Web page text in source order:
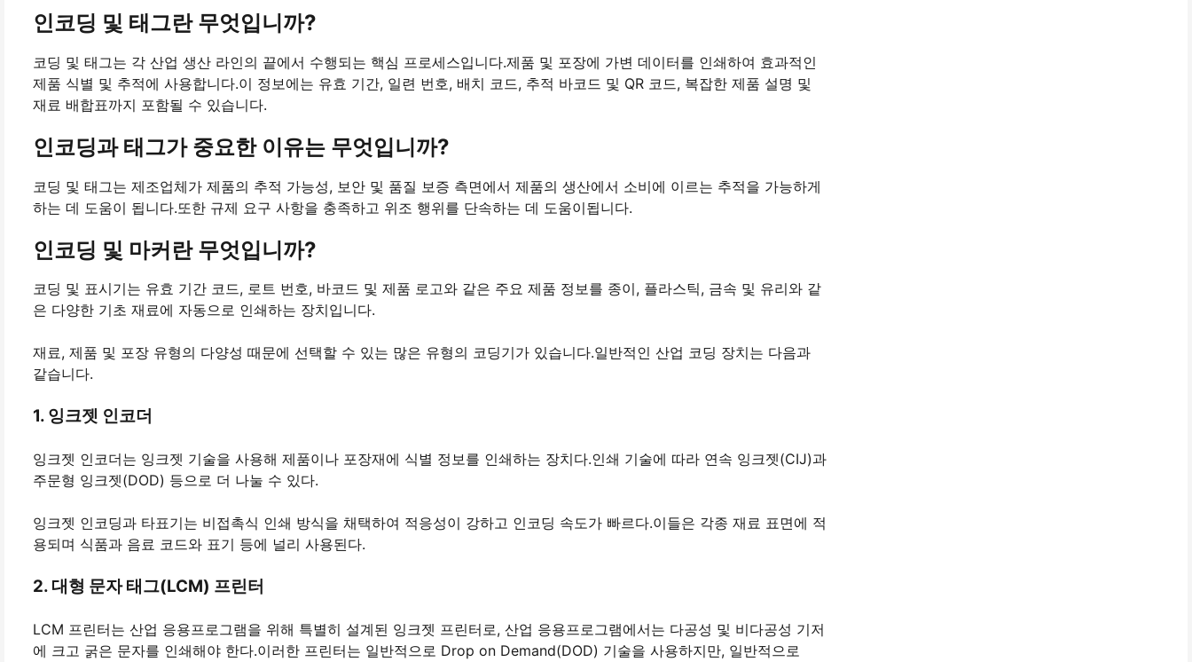
인코딩 및 태그란 무엇입니까?
코딩 및 태그는 각 산업 생산 라인의 끝에서 수행되는 핵심 프로세스입니다.제품 및 포장에 가변 데이터를 인쇄하여 효과적인
제품 식별 및 추적에 사용합니다.이 정보에는 유효 기간, 일련 번호, 배치 코드, 추적 바코드 및 QR 코드, 복잡한 제품 설명 및
재료 배합표까지 포함될 수 있습니다.
인코딩과 태그가 중요한 이유는 무엇입니까?
코딩 및 태그는 제조업체가 제품의 추적 가능성, 보안 및 품질 보증 측면에서 제품의 생산에서 소비에 이르는 추적을 가능하게
하는 데 도움이 됩니다.또한 규제 요구 사항을 충족하고 위조 행위를 단속하는 데 도움이됩니다.
인코딩 및 마커란 무엇입니까?
코딩 및 표시기는 유효 기간 코드, 로트 번호, 바코드 및 제품 로고와 같은 주요 제품 정보를 종이, 플라스틱, 금속 및 유리와 같
은 다양한 기초 재료에 자동으로 인쇄하는 장치입니다.
재료, 제품 및 포장 유형의 다양성 때문에 선택할 수 있는 많은 유형의 코딩기가 있습니다.일반적인 산업 코딩 장치는 다음과
같습니다.
1. 잉크젯 인코더
잉크젯 인코더는 잉크젯 기술을 사용해 제품이나 포장재에 식별 정보를 인쇄하는 장치다.인쇄 기술에 따라 연속 잉크젯(CIJ)과
주문형 잉크젯(DOD) 등으로 더 나눌 수 있다.
잉크젯 인코딩과 타표기는 비접촉식 인쇄 방식을 채택하여 적응성이 강하고 인코딩 속도가 빠르다.이들은 각종 재료 표면에 적
용되며 식품과 음료 코드와 표기 등에 널리 사용된다.
2. 대형 문자 태그(LCM) 프린터
LCM 프린터는 산업 응용프로그램을 위해 특별히 설계된 잉크젯 프린터로, 산업 응용프로그램에서는 다공성 및 비다공성 기저
에 크고 굵은 문자를 인쇄해야 한다.이러한 프린터는 일반적으로 Drop on Demand(DOD) 기술을 사용하지만, 일반적으로